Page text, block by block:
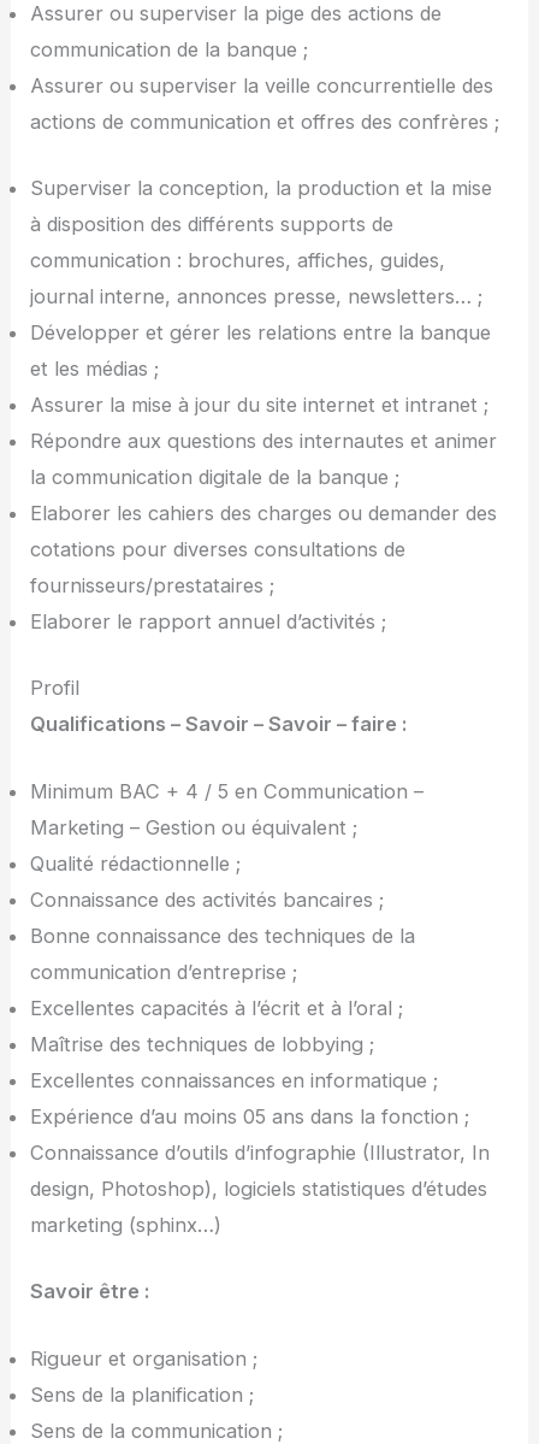
Assurer ou superviser la pige des actions de
communication de la banque ;
Assurer ou superviser la veille concurrentielle des
actions de communication et offres des confrères ;
Superviser la conception, la production et la mise
à disposition des différents supports de
communication : brochures, affiches, guides,
journal interne, annonces presse, newsletters… ;
Développer et gérer les relations entre la banque
et les médias ;
Assurer la mise à jour du site internet et intranet ;
Répondre aux questions des internautes et animer
la communication digitale de la banque ;
Elaborer les cahiers des charges ou demander des
cotations pour diverses consultations de
fournisseurs/prestataires ;
Elaborer le rapport annuel d’activités ;
Profil
Qualifications – Savoir – Savoir – faire :
Minimum BAC + 4 / 5 en Communication –
Marketing – Gestion ou équivalent ;
Qualité rédactionnelle ;
Connaissance des activités bancaires ;
Bonne connaissance des techniques de la
communication d’entreprise ;
Excellentes capacités à l’écrit et à l’oral ;
Maîtrise des techniques de lobbying ;
Excellentes connaissances en informatique ;
Expérience d’au moins 05 ans dans la fonction ;
Connaissance d’outils d’infographie (Illustrator, In
design, Photoshop), logiciels statistiques d’études
marketing (sphinx…)
Savoir être :
Rigueur et organisation ;
Sens de la planification ;
Sens de la communication ;